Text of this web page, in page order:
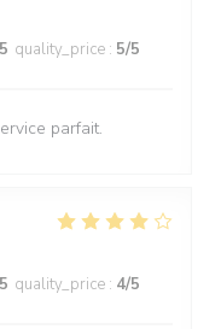
quality_price : 5/5
parfait.
quality_price : 4/5